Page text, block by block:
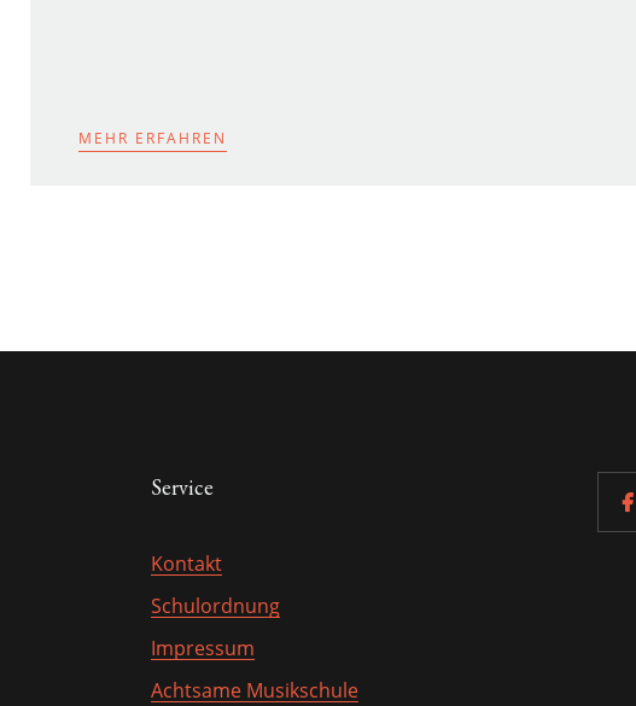
MEHR ERFAHREN
Service
Kontakt
Schulordnung
Impressum
Achtsame Musikschule